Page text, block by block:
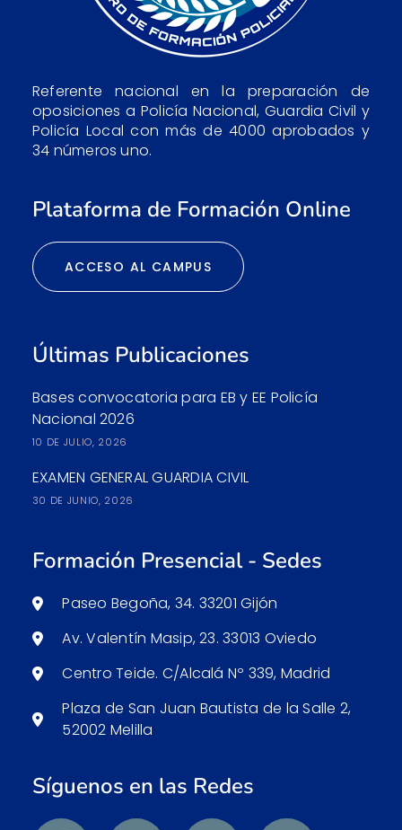
Referente nacional en la preparación de
oposiciones a Policía Nacional, Guardia Civil y
Policía Local con más de 4000 aprobados y
34 números uno.
Plataforma de Formación Online
ACCESO AL CAMPUS
Últimas Publicaciones
Bases convocatoria para EB y EE Policía
Nacional 2026
10 DE JULIO, 2026
EXAMEN GENERAL GUARDIA CIVIL
30 DE JUNIO, 2026
Formación Presencial - Sedes
Paseo Begoña, 34. 33201 Gijón
Av. Valentín Masip, 23. 33013 Oviedo
Centro Teide. C/Alcalá Nº 339, Madrid
Plaza de San Juan Bautista de la Salle 2,
52002 Melilla
Síguenos en las Redes